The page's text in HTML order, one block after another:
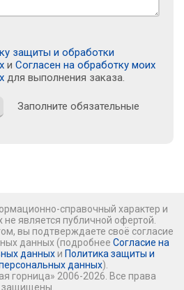
защиты и обработки
и Согласен на обработку моих
для выполнения заказа.
Заполните обязательные
справочный характер и
не является публичной офертой.
вы подтверждаете своё согласие
данных (подробнее Согласие на
данных и Политика защиты и
данных).
горница» 2006-2026. Все права
защищены.